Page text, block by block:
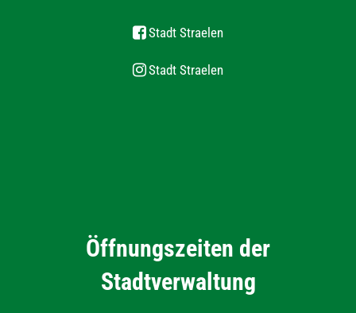
Stadt Straelen
Stadt Straelen
Öffnungszeiten der
Stadtverwaltung